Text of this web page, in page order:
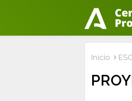
Inicio